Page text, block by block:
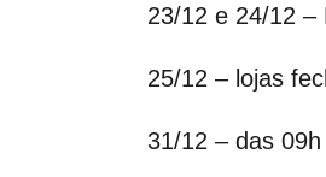
23/12 e 24/12 –
25/12 – lojas
31/12 – das